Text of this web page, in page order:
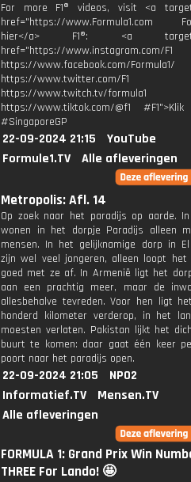
For more F1® videos, visit <a
href="https://www.Formula1.com
hier</a> F1®: <a
href="https://www.instagram.com/F1
https://www.facebook.com/Formula1/
https://www.twitter.com/F1
https://www.twitch.tv/formula1
https://www.tiktok.com/@f1
#SingaporeGP
22-09-2024 21:15
YouTube
Formule1.TV
Alle afleveringen
Metropolis: Afl. 14
Op zoek naar het paradijs op aarde.
wonen in het dorpje Paradijs alleen
mensen. In het gelijknamige dorp in
zijn wel veel jongeren, alleen loopt het
goed met ze af. In Armenië ligt het
aan een prachtig meer, maar de
allesbehalve tevreden. Voor hen ligt
honderd kilometer verderop, in het
moesten verlaten. Pakistan lijkt het
buurt te komen: daar gaat één keer
poort naar het paradijs open.
22-09-2024 21:05
NPO2
Informatief.TV
Mensen.TV
Alle afleveringen
FORMULA 1: Grand Prix Win
THREE For Lando! 🤩